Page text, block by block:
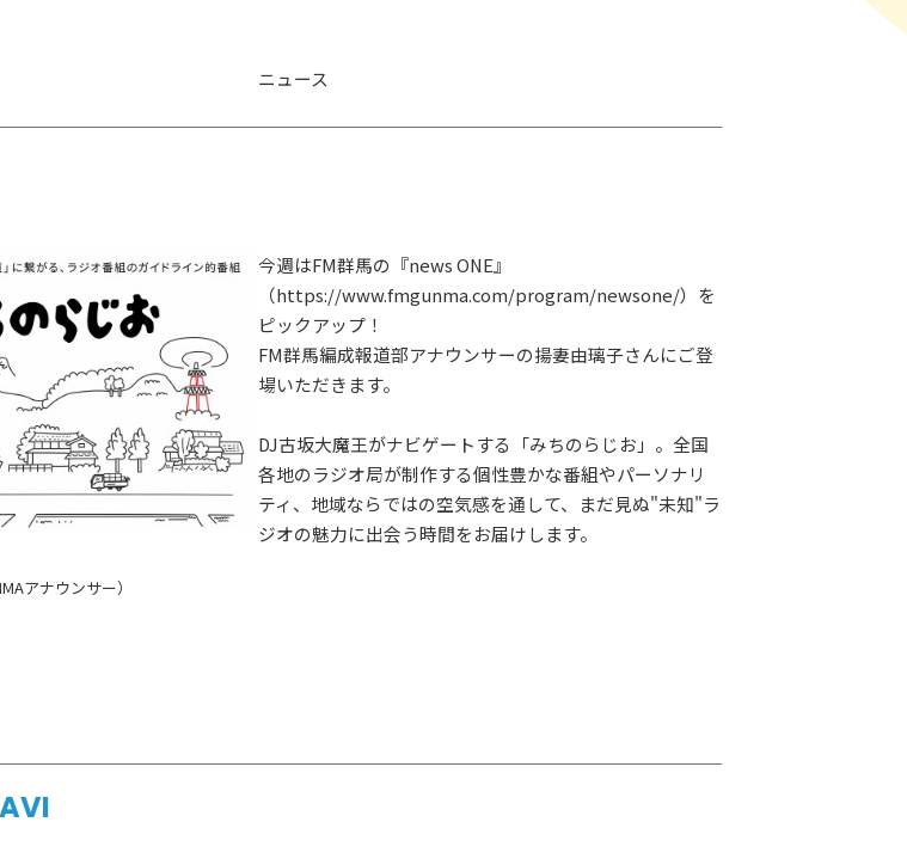
NEWS最新情報 POWER PLAYパワープレイ
ゲスト情報 G-SelectionG-Selection
STAY TUNED!
ニュース
アナウンサー）
今週はFM群馬の『news ONE』
（https://www.fmgunma.com/program/newsone/）を
ピックアップ！
FM群馬編成報道部アナウンサーの揚妻由璃子さんにご登
場いただきます。
DJ古坂大魔王がナビゲートする「みちのらじお」。全国
各地のラジオ局が制作する個性豊かな番組やパーソナリ
ティ、地域ならではの空気感を通して、まだ見ぬ"未知"ラ
ジオの魅力に出会う時間をお届けします。